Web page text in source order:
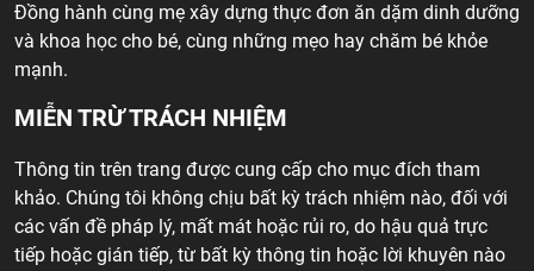
Đồng hành cùng mẹ xây dựng thực đơn ăn dặm dinh dưỡng
và khoa học cho bé, cùng những mẹo hay chăm bé khỏe
mạnh.
MIỄN TRỪ TRÁCH NHIỆM
Thông tin trên trang được cung cấp cho mục đích tham
khảo. Chúng tôi không chịu bất kỳ trách nhiệm nào, đối với
các vấn đề pháp lý, mất mát hoặc rủi ro, do hậu quả trực
tiếp hoặc gián tiếp, từ bất kỳ thông tin hoặc lời khuyên nào